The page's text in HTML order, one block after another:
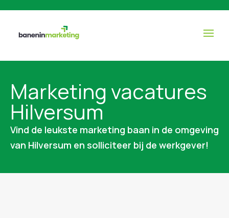
Marketing vacatures
Hilversum
Vind de leukste marketing baan in de omgeving
van Hilversum en solliciteer bij de werkgever!